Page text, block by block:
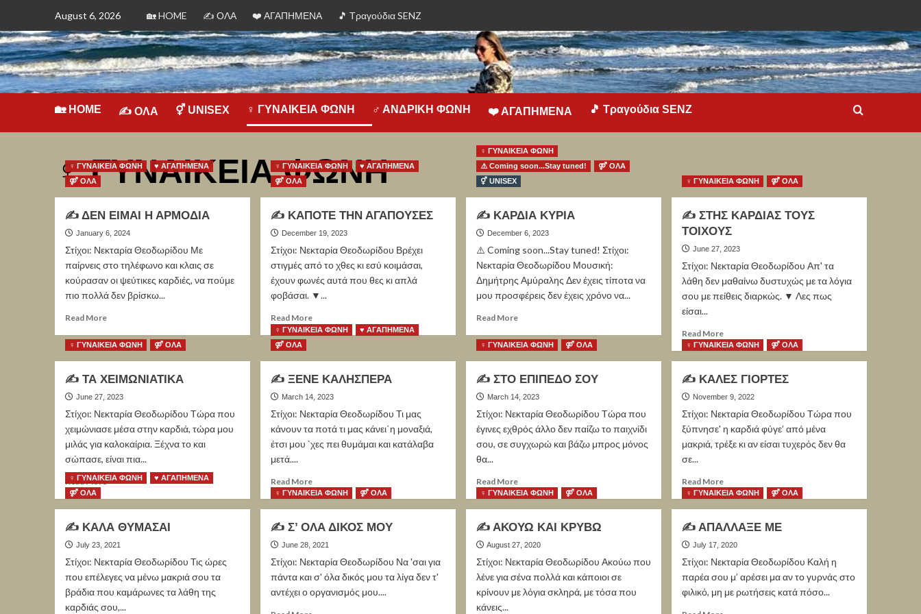
August 6, 2026 🏡 HOME ✍ ΟΛΑ ❤️️ ΑΓΑΠΗΜΕΝΑ 🎵 Τραγούδια SENZ
🏡 HOME ✍ ΟΛΑ ⚥ UNISEX ♀ ΓΥΝΑΙΚΕΙΑ ΦΩΝΗ ♂ ΑΝΔΡΙΚΗ ΦΩΝΗ ❤️️ ΑΓΑΠΗΜΕΝΑ 🎵 Τραγούδια SENZ
♀ ΓΥΝΑΙΚΕΙΑ ΦΩΝΗ
♀ ΓΥΝΑΙΚΕΙΑ ΦΩΝΗ
♥ ΑΓΑΠΗΜΕΝΑ
⚤ ΟΛΑ
✍ ΔΕΝ ΕΙΜΑΙ Η ΑΡΜΟΔΙΑ
January 6, 2024
Στίχοι: Νεκταρία Θεοδωρίδου Με
παίρνεις στο τηλέφωνο και κλαις σε
κούρασαν οι ψεύτικες καρδιές, να πούμε
πιο πολλά δεν βρίσκω...
Read More
♀ ΓΥΝΑΙΚΕΙΑ ΦΩΝΗ
♥ ΑΓΑΠΗΜΕΝΑ
⚤ ΟΛΑ
✍ ΚΑΠΟΤΕ ΤΗΝ ΑΓΑΠΟΥΣΕΣ
December 19, 2023
Στίχοι: Νεκταρία Θεοδωρίδου Βρέχει
στιγμές από το χθες κι εσύ κοιμάσαι,
έχουν φωνές αυτά που θες κι απλά
φοβάσαι. ▼...
Read More
♀ ΓΥΝΑΙΚΕΙΑ ΦΩΝΗ
⚠️ Coming soon...Stay tuned!
⚤ ΟΛΑ
⚥ UNISEX
✍ ΚΑΡΔΙΑ ΚΥΡΙΑ
December 6, 2023
⚠️ Coming soon...Stay tuned! Στίχοι:
Νεκταρία Θεοδωρίδου Μουσική:
Δημήτρης Αμύραλης Δεν έχεις τίποτα να
μου προσφέρεις δεν έχεις χρόνο να...
Read More
♀ ΓΥΝΑΙΚΕΙΑ ΦΩΝΗ ⚤ ΟΛΑ
✍ ΣΤΗΣ ΚΑΡΔΙΑΣ ΤΟΥΣ
ΤΟΙΧΟΥΣ
June 27, 2023
Στίχοι: Νεκταρία Θεοδωρίδου Απ' τα
λάθη δεν μαθαίνω δυστυχώς με τα λόγια
σου με πείθεις διαρκώς. ▼ Λες πως
είσαι...
Read More
♀ ΓΥΝΑΙΚΕΙΑ ΦΩΝΗ ⚤ ΟΛΑ
✍ ΤΑ ΧΕΙΜΩΝΙΑΤΙΚΑ
June 27, 2023
Στίχοι: Νεκταρία Θεοδωρίδου Τώρα που
χειμώνιασε μέσα στην καρδιά, τώρα μου
μιλάς για καλοκαίρια. Ξέχνα το και
σώπασε, είναι πια...
Read More
♀ ΓΥΝΑΙΚΕΙΑ ΦΩΝΗ
♥ ΑΓΑΠΗΜΕΝΑ
⚤ ΟΛΑ
✍ ΞΕΝΕ ΚΑΛΗΣΠΕΡΑ
March 14, 2023
Στίχοι: Νεκταρία Θεοδωρίδου Τι μας
κάνουν τα ποτά τι μας κάνει΄η μοναξιά,
έτσι μου `χες πει θυμάμαι και κατάλαβα
μετά....
Read More
♀ ΓΥΝΑΙΚΕΙΑ ΦΩΝΗ ⚤ ΟΛΑ
✍ ΣΤΟ ΕΠΙΠΕΔΟ ΣΟΥ
March 14, 2023
Στίχοι: Νεκταρία Θεοδωρίδου Τώρα που
έγινες εχθρός άλλο δεν παίζω το παιχνίδι
σου, σε συγχωρώ και βάζω μπρος μόνος
θα...
Read More
♀ ΓΥΝΑΙΚΕΙΑ ΦΩΝΗ ⚤ ΟΛΑ
✍ ΚΑΛΕΣ ΓΙΟΡΤΕΣ
November 9, 2022
Στίχοι: Νεκταρία Θεοδωρίδου Τώρα που
ξύπνησε' η καρδιά φύγε’ από μένα
μακριά, τρέξε κι αν είσαι τυχερός δεν θα
σε...
Read More
♀ ΓΥΝΑΙΚΕΙΑ ΦΩΝΗ
♥ ΑΓΑΠΗΜΕΝΑ
⚤ ΟΛΑ
✍ ΚΑΛΑ ΘΥΜΑΣΑΙ
July 23, 2021
Στίχοι: Νεκταρία Θεοδωρίδου Τις ώρες
που επέλεγες να μένω μακριά σου τα
βράδια που καμάρωνες τα λάθη της
καρδιάς σου,...
♀ ΓΥΝΑΙΚΕΙΑ ΦΩΝΗ ⚤ ΟΛΑ
✍ Σ’ ΟΛΑ ΔΙΚΟΣ ΜΟΥ
June 28, 2021
Στίχοι: Νεκταρία Θεοδωρίδου Να 'σαι για
πάντα και σ' όλα δικός μου τα λίγα δεν τ'
αντέχει ο οργανισμός μου....
♀ ΓΥΝΑΙΚΕΙΑ ΦΩΝΗ ⚤ ΟΛΑ
✍ ΑΚΟΥΩ ΚΑΙ ΚΡΥΒΩ
August 27, 2020
Στίχοι: Νεκταρία Θεοδωρίδου Ακούω που
λένε για σένα πολλά και κάποιοι σε
κρίνουν με λόγια σκληρά, με τόσα που
κάνεις...
♀ ΓΥΝΑΙΚΕΙΑ ΦΩΝΗ ⚤ ΟΛΑ
✍ ΑΠΑΛΛΑΞΕ ΜΕ
July 17, 2020
Στίχοι: Νεκταρία Θεοδωρίδου Καλή η
παρέα σου μ’ αρέσει μα αν το γυρνάς στο
φιλικό, μη με ρωτήσεις κατά πόσο...